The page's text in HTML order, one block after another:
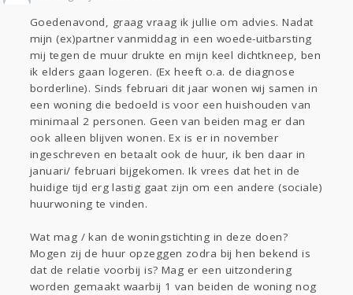
Gevraagd
Horen Doen
Zien
Lezen
Goedenavond, graag vraag ik jullie om advies. Nadat
mijn (ex)partner vanmiddag in een woede-uitbarsting
mij tegen de muur drukte en mijn keel dichtkneep, ben
ik elders gaan logeren. (Ex heeft o.a. de diagnose
borderline). Sinds februari dit jaar wonen wij samen in
een woning die bedoeld is voor een huishouden van
minimaal 2 personen. Geen van beiden mag er dan
ook alleen blijven wonen. Ex is er in november
ingeschreven en betaalt ook de huur, ik ben daar in
januari/ februari bijgekomen. Ik vrees dat het in de
huidige tijd erg lastig gaat zijn om een andere (sociale)
huurwoning te vinden.
Wat mag / kan de woningstichting in deze doen?
Mogen zij de huur opzeggen zodra bij hen bekend is
dat de relatie voorbij is? Mag er een uitzondering
worden gemaakt waarbij 1 van beiden de woning nog